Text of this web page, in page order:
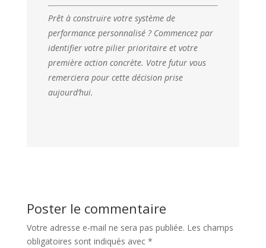
Prêt à construire votre système de
performance personnalisé ? Commencez par
identifier votre pilier prioritaire et votre
première action concrète. Votre futur vous
remerciera pour cette décision prise
aujourd’hui.
Poster le commentaire
Votre adresse e-mail ne sera pas publiée. Les champs
obligatoires sont indiqués avec *